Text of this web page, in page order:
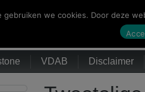
VDAB Disclaimer
gebruiken we cookies. Door deze